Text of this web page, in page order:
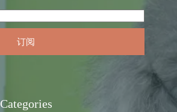
订阅
Categories